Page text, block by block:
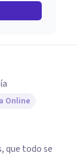
Online
que todo se